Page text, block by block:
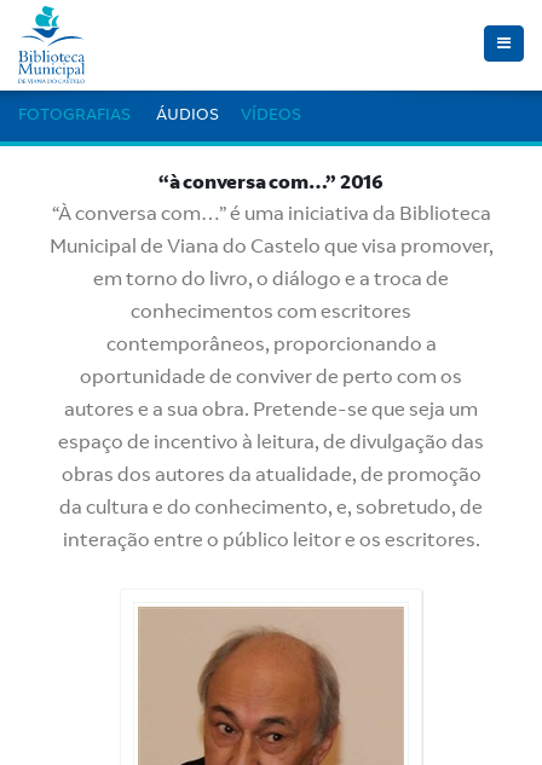
Toggle
FOTOGRAFIAS ÁUDIOS VÍDEOS
“à conversa com…” 2016
“À conversa com…” é uma iniciativa da Biblioteca
Municipal de Viana do Castelo que visa promover,
em torno do livro, o diálogo e a troca de
conhecimentos com escritores
contemporâneos, proporcionando a
oportunidade de conviver de perto com os
autores e a sua obra. Pretende-se que seja um
espaço de incentivo à leitura, de divulgação das
obras dos autores da atualidade, de promoção
da cultura e do conhecimento, e, sobretudo, de
interação entre o público leitor e os escritores.